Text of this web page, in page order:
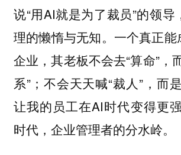
说“用AI就是为了裁员”的领导
理的懒惰与无知。一个真正
企业，其老板不会去“算命”，
系”；不会天天喊“裁人”，而
让我的员工在AI时代变得更
时代，企业管理者的分水岭。